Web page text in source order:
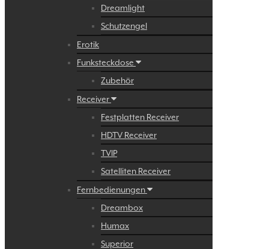
Dreamlight
Schutzengel
Erotik
Funksteckdose
Zubehör
Receiver
Festplatten Receiver
HDTV Receiver
TVIP
Satelliten Receiver
Fernbedienungen
Dreambox
Humax
Superior